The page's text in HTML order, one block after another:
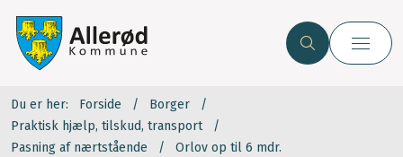
Du er her: Forside
Borger
Praktisk hjælp, tilskud, transport
Pasning af nærtstående
Orlov op til 6 mdr.